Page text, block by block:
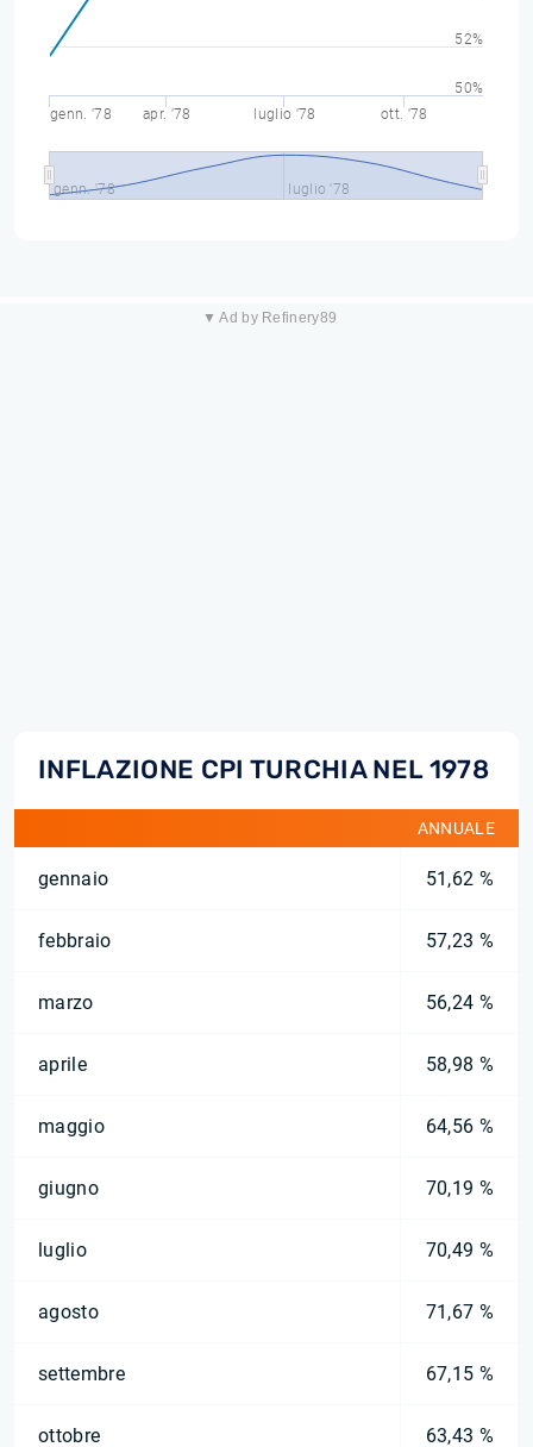
genn. '78 apr. '78 luglio '78 ott. '78
genn. '78 luglio '78
50%
52%
▼ Ad by Refinery89
INFLAZIONE CPI TURCHIA NEL 1978
ANNUALE
gennaio 51,62 %
febbraio 57,23 %
marzo 56,24 %
aprile 58,98 %
maggio 64,56 %
giugno 70,19 %
luglio 70,49 %
agosto 71,67 %
settembre 67,15 %
ottobre 63,43 %